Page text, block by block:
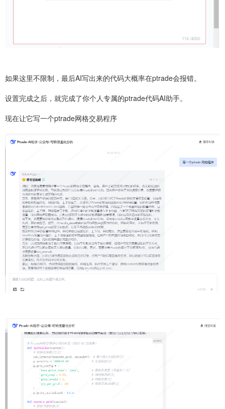
如果这里不限制，最后AI写出来的代码大概率在ptrade会报错。
设置完成之后，就完成了你个人专属的ptrade代码AI助手。
现在让它写一个ptrade网格交易程序